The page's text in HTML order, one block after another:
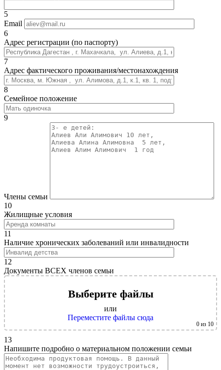
5
Email
6
Адрес регистрации (по паспорту)
7
Адрес фактического проживания/местонахождения
8
Семейное положение
9
Члены семьи
10
Жилищные условия
11
Наличие хронических заболеваний или инвалидности
12
Документы ВСЕХ членов семьи
Выберите файлы
или
Переместите файлы сюда
0 из 10
13
Напишите подробно о материальном положении семьи